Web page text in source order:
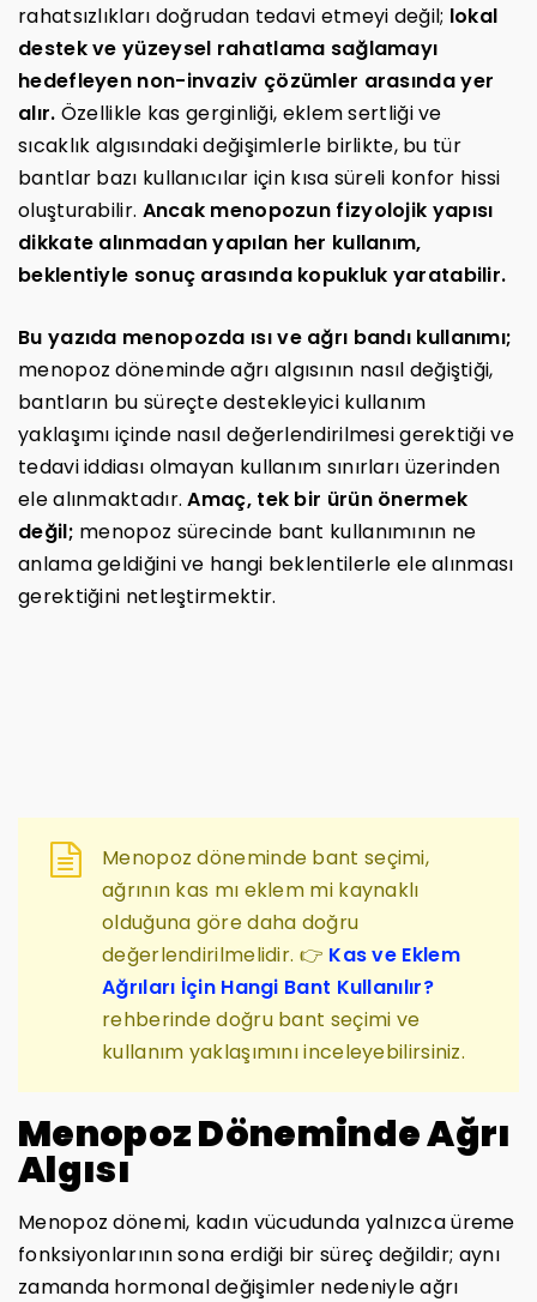
rahatsızlıkları doğrudan tedavi etmeyi değil; lokal
destek ve yüzeysel rahatlama sağlamayı
hedefleyen non-invaziv çözümler arasında yer
alır. Özellikle kas gerginliği, eklem sertliği ve
sıcaklık algısındaki değişimlerle birlikte, bu tür
bantlar bazı kullanıcılar için kısa süreli konfor hissi
oluşturabilir. Ancak menopozun fizyolojik yapısı
dikkate alınmadan yapılan her kullanım,
beklentiyle sonuç arasında kopukluk yaratabilir.
Bu yazıda menopozda ısı ve ağrı bandı kullanımı;
menopoz döneminde ağrı algısının nasıl değiştiği,
bantların bu süreçte destekleyici kullanım
yaklaşımı içinde nasıl değerlendirilmesi gerektiği ve
tedavi iddiası olmayan kullanım sınırları üzerinden
ele alınmaktadır.Amaç, tek bir ürün önermek
değil; menopoz sürecinde bant kullanımının ne
anlama geldiğini ve hangi beklentilerle ele alınması
gerektiğini netleştirmektir.
Menopoz döneminde bant seçimi,
ağrının kas mı eklem mi kaynaklı
olduğuna göre daha doğru
değerlendirilmelidir. 👉 Kas ve Eklem
Ağrıları İçin Hangi Bant Kullanılır?
rehberinde doğru bant seçimi ve
kullanım yaklaşımını inceleyebilirsiniz.
Menopoz Döneminde Ağrı
Algısı
Menopoz dönemi, kadın vücudunda yalnızca üreme
fonksiyonlarının sona erdiği bir süreç değildir; aynı
zamanda hormonal değişimler nedeniyle ağrı